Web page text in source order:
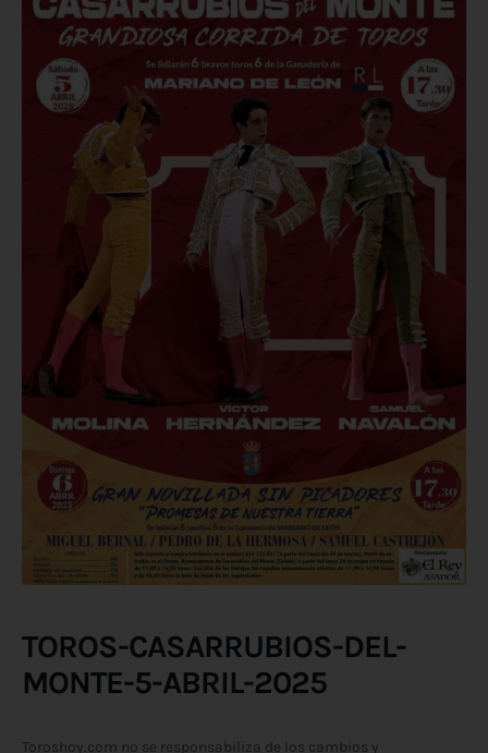
TOROS-CASARRUBIOS-DEL-
MONTE-5-ABRIL-2025
Toroshoy.com no se responsabiliza de los cambios y